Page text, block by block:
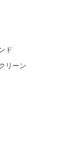
ド
リーン